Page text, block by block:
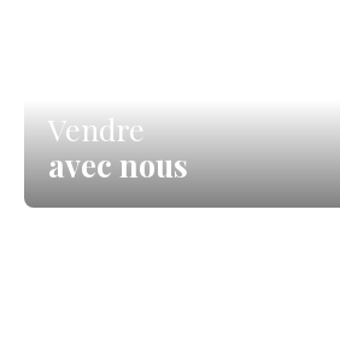
Vendre
avec nous